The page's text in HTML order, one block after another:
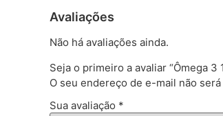
Avaliações
Não há avaliações ainda.
Seja o primeiro a avaliar “Ômega 3
O seu endereço de e-mail não
Sua avaliação *